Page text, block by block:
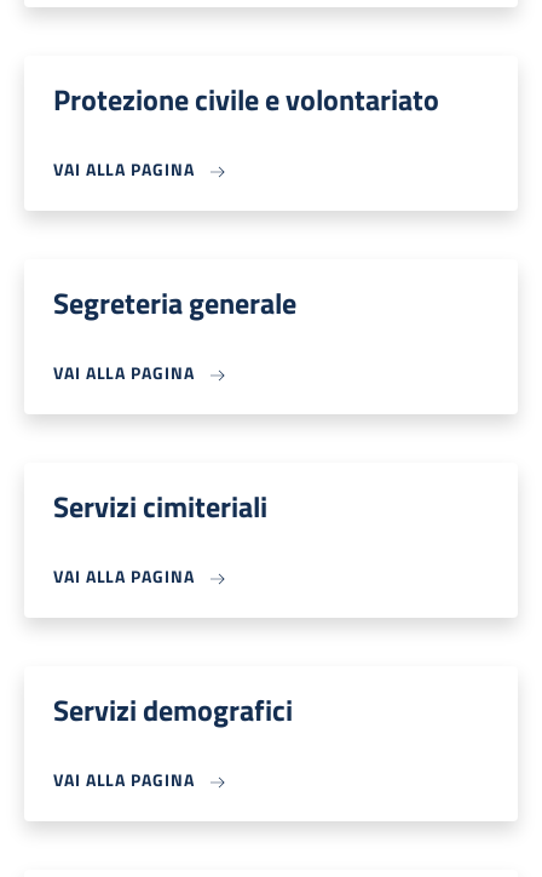
Protezione civile e volontariato
VAI ALLA PAGINA
Segreteria generale
VAI ALLA PAGINA
Servizi cimiteriali
VAI ALLA PAGINA
Servizi demografici
VAI ALLA PAGINA